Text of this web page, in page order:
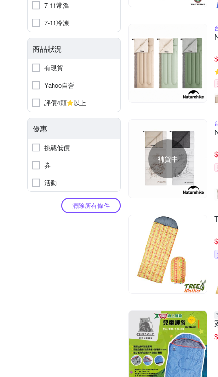
7-11常溫
7-11冷凍
商品狀況
有現貨
Yahoo自營
評價4顆
以上
優惠
挑戰低價
券
活動
清除所有條件
$
補貨中 $
$
$